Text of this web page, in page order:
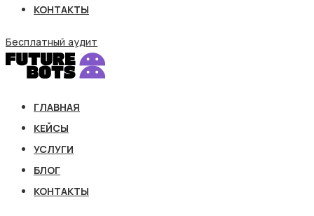
КОНТАКТЫ
Бесплатный аудит
ГЛАВНАЯ
КЕЙСЫ
УСЛУГИ
БЛОГ
КОНТАКТЫ